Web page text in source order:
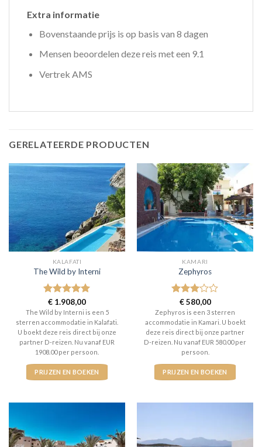
Extra informatie
Bovenstaande prijs is op basis van 8 dagen
Mensen beoordelen deze reis met een 9.1
Vertrek AMS
GERELATEERDE PRODUCTEN
KALAFATI
The Wild by Interni
Gewaardeerd
5uit 5
€ 1.908,00
The Wild by Interni is een 5
sterren accommodatie in Kalafati.
U boekt deze reis direct bij onze
partner D-reizen. Nu vanaf EUR
1908.00 per persoon.
PRIJZEN EN BOEKEN
KAMARI
Zephyros
Gewaardeerd
3uit 5
€580,00
Zephyros is een 3 sterren
accommodatie in Kamari. U boekt
deze reis direct bij onze partner
D-reizen. Nu vanaf EUR 580.00 per
persoon.
PRIJZEN EN BOEKEN